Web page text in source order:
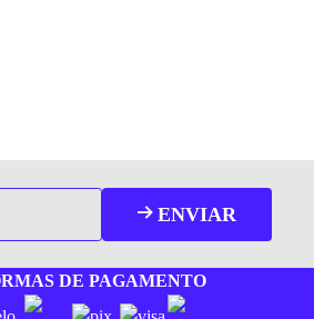
ENVIAR
DE PAGAMENTO